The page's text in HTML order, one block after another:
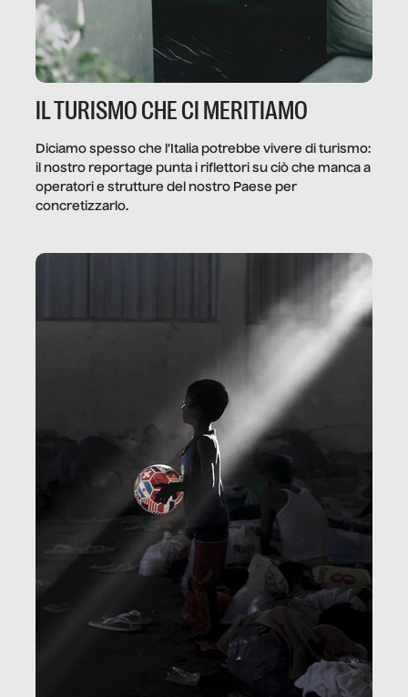
IL TURISMO CHE CI MERITIAMO
Diciamo spesso che l’Italia potrebbe vivere di turismo:
il nostro reportage punta i riflettori su ciò che manca a
operatori e strutture del nostro Paese per
concretizzarlo.